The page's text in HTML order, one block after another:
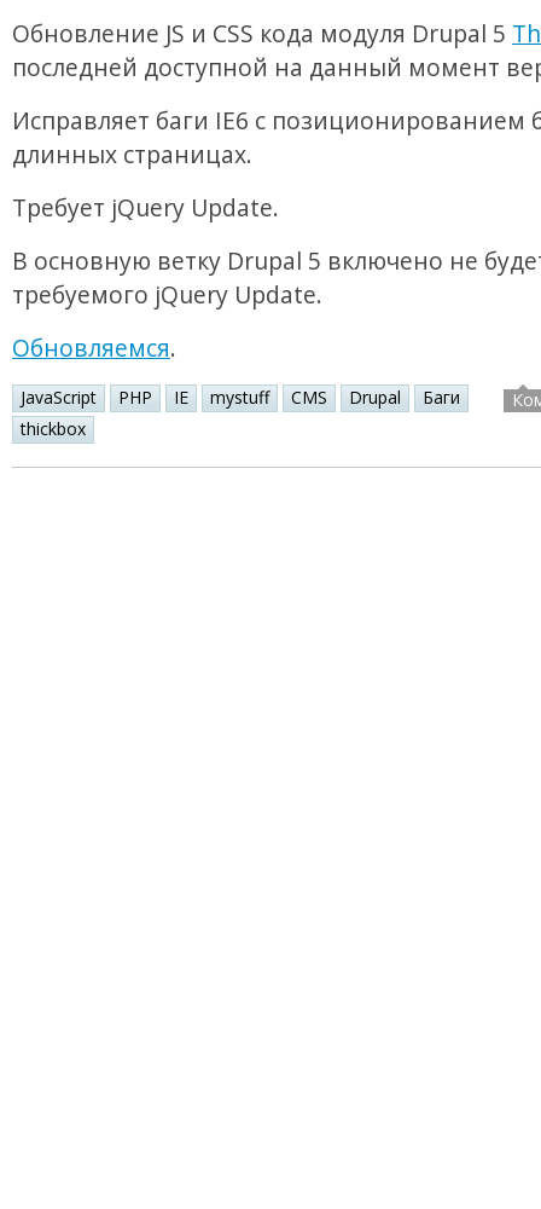
Обновление JS и CSS кода модуля Drupal 5
последней доступной на данный момент
Исправляет баги IE6 с позиционированием
длинных страницах.
Требует jQuery Update.
В основную ветку Drupal 5 включено не
требуемого jQuery Update.
Обновляемся.
JavaScript PHP IE mystuff CMS Drupal
Баги
thickbox